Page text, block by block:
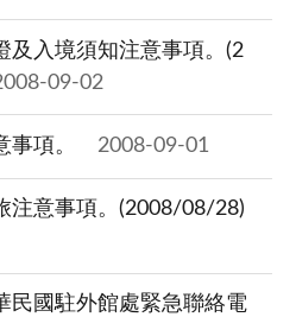
及入境須知注意事項。(2
09-02
事項。 2008-09-01
注意事項。(2008/08/28)
民國駐外館處緊急聯絡電